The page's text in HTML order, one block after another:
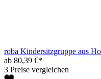
roba Kindersitzgruppe aus
ab 80,39 €*
3 Preise vergleichen